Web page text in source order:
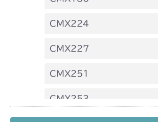
フロントデフ FIG4 ナックル
CMX224
フロントデフ FIG4 ナックル
CMX227
フロントデフ FIG4 ナックル
CMX251
フロントデフ FIG4 ナックル
CMX253